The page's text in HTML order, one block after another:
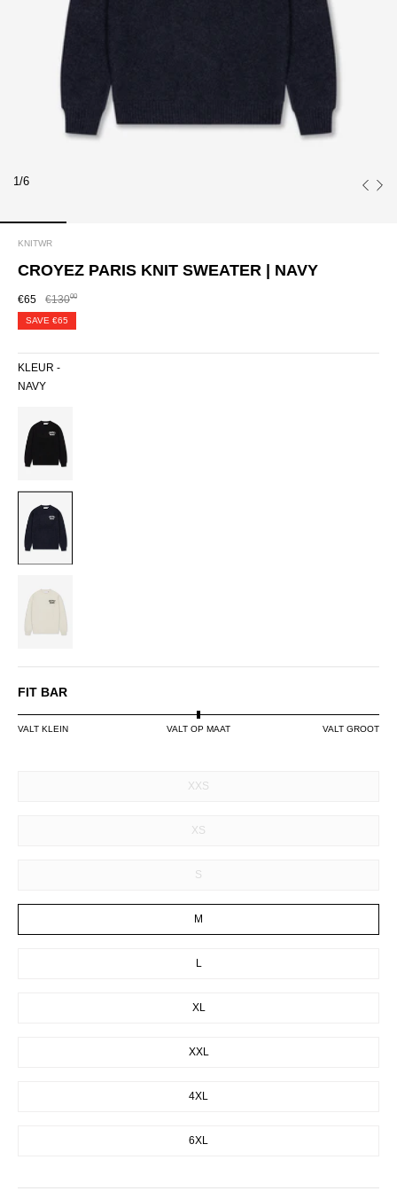
1/6
KNITWR
CROYEZ PARIS KNIT SWEATER | NAVY
€65 €13000
SAVE €65
KLEUR -
NAVY
BLACK
NAVY
WHITE
FIT BAR
VALT KLEIN VALT OP MAAT VALT GROOT
XXS
XS
S
M
L
XL
XXL
4XL
6XL